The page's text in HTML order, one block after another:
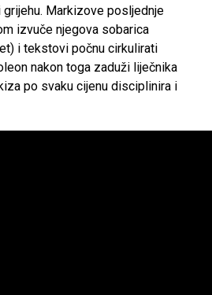
Markizove posljednje
izvuče njegova sobarica
i tekstovi počnu cirkulirati
nakon toga zaduži liječnika
po svaku cijenu disciplinira i